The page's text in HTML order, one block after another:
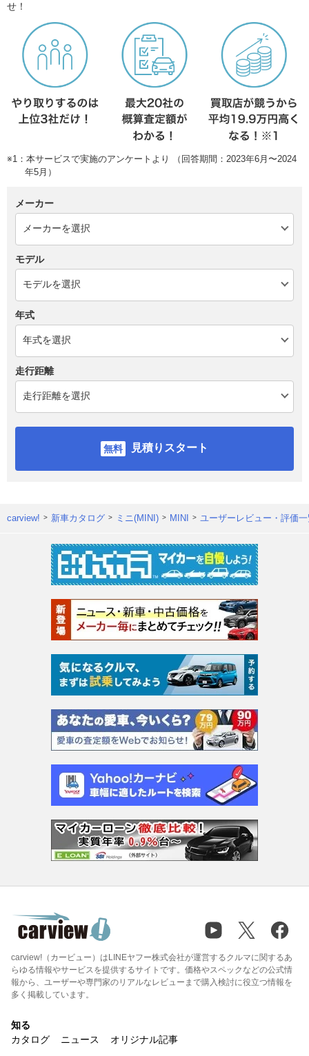
せ！
※1：本サービスで実施のアンケートより （回答期間：2023年6月〜2024
年5月）
メーカー
モデル
年式
走行距離
見積りスタート
carview! 新車カタログ ミニ(MINI) MINI ユーザーレビュー・評価
carview!（カービュー）はLINEヤフー株式会社が運営するクルマに関するあ
らゆる情報やサービスを提供するサイトです。価格やスペックなどの公式情
報から、ユーザーや専門家のリアルなレビューまで購入検討に役立つ情報を
多く掲載しています。
知る
カタログ
ニュース オリジナル記事